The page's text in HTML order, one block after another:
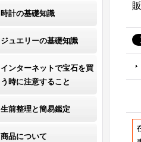
時計の基礎知識
ジュエリーの基礎知識
インターネットで宝石を買
う時に注意すること
生前整理と簡易鑑定
商品について